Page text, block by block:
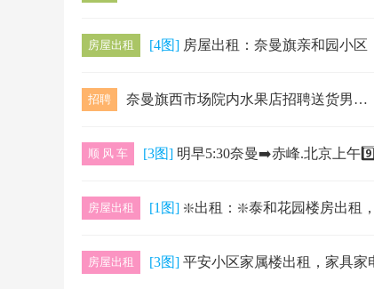
房屋出租 [4图] 房屋出租：奈曼旗亲和园小区，60平，6楼，没电梯，两室一厅，10000/年，包物业大暖，随时入住，电器齐全的，房东
招聘 奈曼旗西市场院内水果店招聘送货男工，上班时间早3点半，其他时间面议，电话13789551021
顺 风 车 [3图] 明早5:30奈曼➡️赤峰.北京上午9️⃣-🔟点赤峰→奈曼上午8~9点-奈曼➡️赤峰中午11-13点赤峰→奈曼营运网约
房屋出租 [1图] ❇️出租：❇️泰和花园楼房出租，四楼100平，干净整洁，包物业大暖费，小区有免费的停车位，紧邻一中和大医院。13739994443
房屋出租 [3图] 平安小区家属楼出租，家具家电齐全，拎包入住！八中附近陪读首选！卧龙快餐东有单间出租可月租包水电暖！联系电话：